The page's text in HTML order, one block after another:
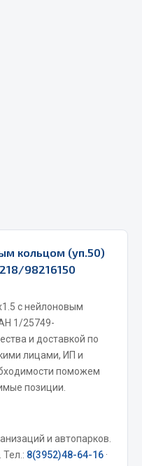
кольцом (уп.50)
98216150
с нейлоновым
1/25749-
и доставкой по
лицами, ИП и
поможем
позиции.
и автопарков.
Тел.: 8(3952)48-64-16 ·